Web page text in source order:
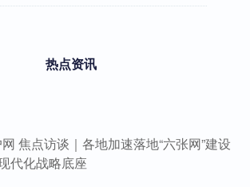
热点资讯
焦点访谈｜各地加速落地“六张网”建设
代化战略底座